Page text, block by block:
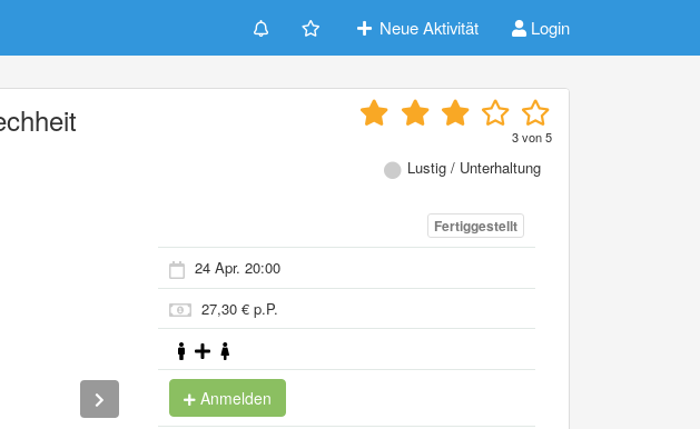
Neue Aktivität Login
3von5
Lustig / Unterhaltung
Fertiggestellt
24 Apr. 20:00
27,30 € p.P.
Anmelden